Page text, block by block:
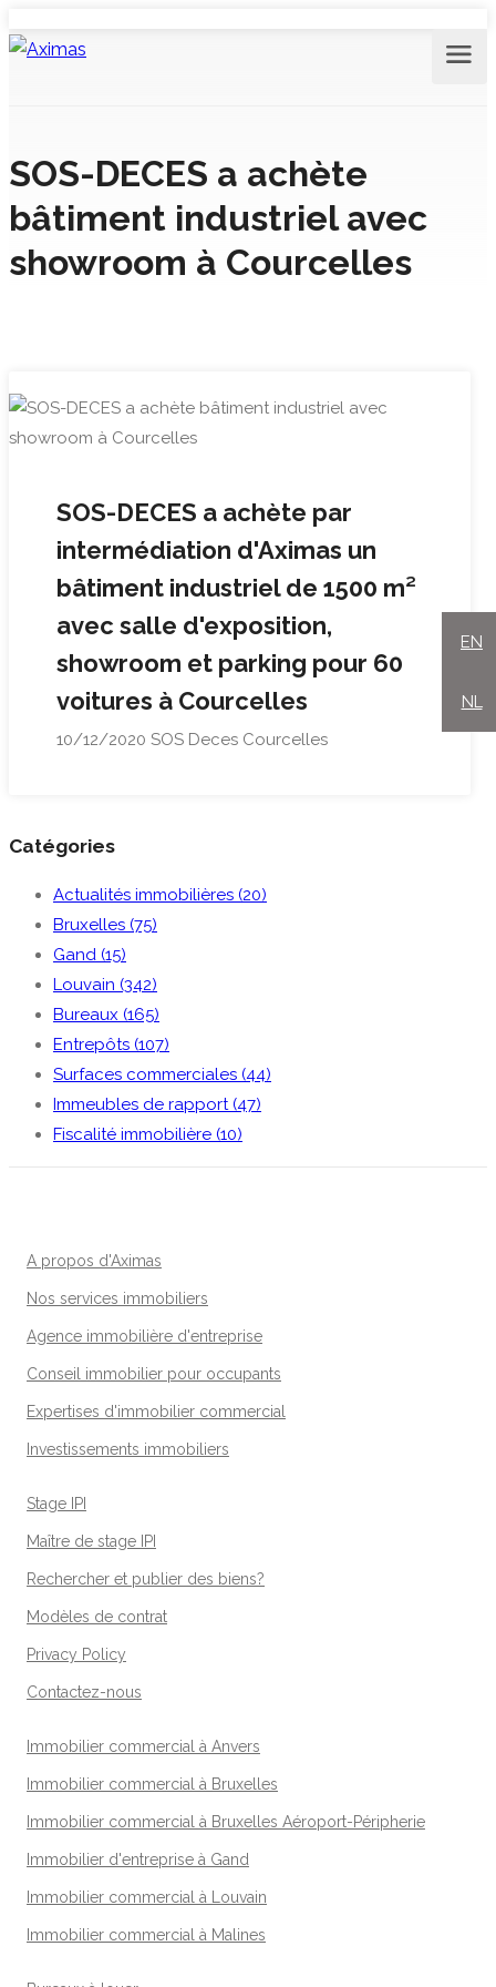
SOS-DECES a achète
bâtiment industriel avec
showroom à Courcelles
SOS-DECES a achète par
intermédiation d'Aximas un
bâtiment industriel de 1500 m²
avec salle d'exposition,
showroom et parking pour 60
voitures à Courcelles
10/12/2020 SOS Deces Courcelles
Catégories
Actualités immobilières (20)
Bruxelles (75)
Gand (15)
Louvain (342)
Bureaux (165)
Entrepôts (107)
Surfaces commerciales (44)
Immeubles de rapport (47)
Fiscalité immobilière (10)
A propos d'Aximas
Nos services immobiliers
Agence immobilière d'entreprise
Conseil immobilier pour occupants
Expertises d'immobilier commercial
Investissements immobiliers
Stage IPI
Maître de stage IPI
Rechercher et publier des biens?
Modèles de contrat
Privacy Policy
Contactez-nous
Immobilier commercial à Anvers
Immobilier commercial à Bruxelles
Immobilier commercial à Bruxelles Aéroport-Péripherie
Immobilier d'entreprise à Gand
Immobilier commercial à Louvain
Immobilier commercial à Malines
EN
NL